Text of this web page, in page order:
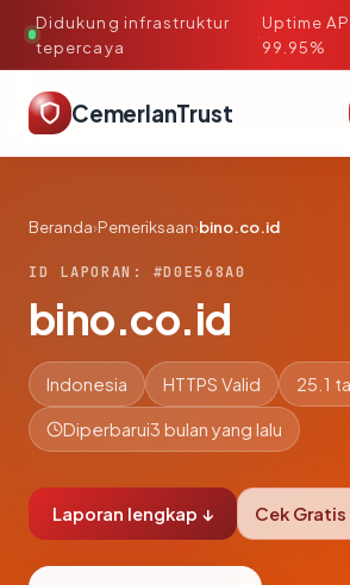
Didukung infrastruktur
tepercaya
·
Uptime
99.95%
CemerlanTrust
Beranda›Pemeriksaan›bino.co.id
ID LAPORAN: #D0E568A0
bino.co.id
Indonesia HTTPS Valid 25.1
Diperbarui3 bulan yang lalu
Laporan lengkap ↓ Cek Gratis